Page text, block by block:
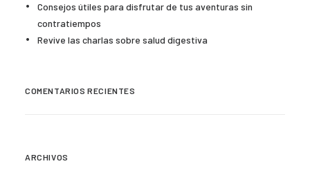
Consejos útiles para disfrutar de tus aventuras sin
contratiempos
Revive las charlas sobre salud digestiva
COMENTARIOS RECIENTES
ARCHIVOS